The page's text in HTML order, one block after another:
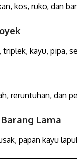
kos, ruko, dan
kayu, pipa,
reruntuhan, dan
Lama
papan kayu